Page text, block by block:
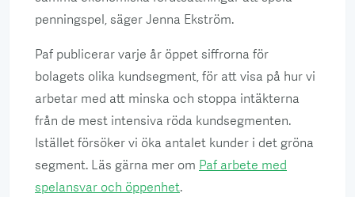
penningspel, säger Jenna Ekström.
Paf publicerar varje år öppet siffrorna för
bolagets olika kundsegment, för att visa på hur vi
arbetar med att minska och stoppa intäkterna
från de mest intensiva röda kundsegmenten.
Istället försöker vi öka antalet kunder i det gröna
segment. Läs gärna mer om Paf arbete med
spelansvar och öppenhet.